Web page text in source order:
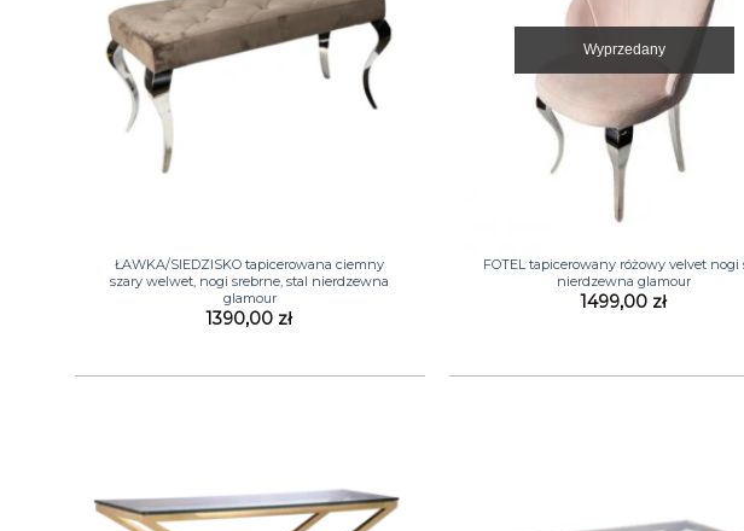
ŁAWKA/SIEDZISKO tapicerowana ciemny
szary welwet, nogi srebrne, stal nierdzewna
glamour
1390,00 zł
Wyprzedany
FOTEL tapicerowany różowy velvet nogi
nierdzewna glamour
1499,00 zł